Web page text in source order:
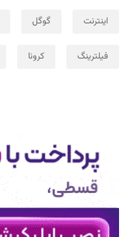
اینترنت گوگل
فیلترینگ کرونا